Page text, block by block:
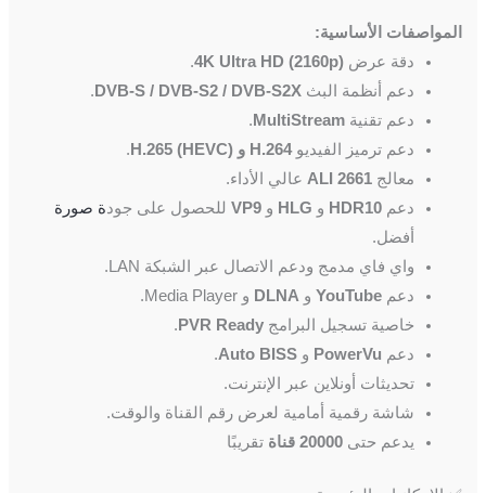
المواصفات الأساسية:
دقة عرض4K Ultra HD (2160p)
.
دعم أنظمة البثDVB-S / DVB-S2 / DVB-S2X
.
دعم تقنيةMultiStream
.
دعم ترميز الفيديوH.264 و H.265 (HEVC)
.
معالجALI 2661 عالي الأداء.
دعمHDR10 و HLG وVP9 للحصول على جود ة صورة
أفضل.
واي فاي مدمج ودعم الاتصال عبر الشبكة LAN.
دعمYouTube و DLNA و Media Player.
خاصية تسجيل البرامجPVR Ready
.
دعم PowerVu وAuto BISS
.
تحديثات أونلاين عبر الإنترنت.
شاشة رقمية أمامية لعرض رقم القناة والوقت.
يدعم حتى20000 قناة تقريبًا